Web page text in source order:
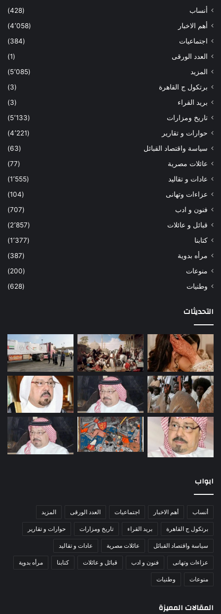
أنساب
(428)
أهم الاخبار
(4٬058)
اجتماعيات
(384)
العدد الورقى
(1)
المزيد
(5٬085)
برتكول ج القاهرة
(3)
بريد القراء
(3)
تاريخ ومزارات
(5٬133)
حوارات و تقارير
(4٬221)
سياسة واقتصاد القبائل
(63)
عائلات مصرية
(77)
عادات و تقاليد
(1٬555)
عزاءات وتهانى
(104)
فنون و ادب
(707)
قبائل و عائلات
(2٬857)
كتابنا
(1٬377)
مرأه بدوية
(387)
منوعات
(200)
وطنيات
(628)
التحديثات
ابواب
أنساب أهم الاخبار اجتماعيات العدد الورقى المزيد
برتكول ج القاهرة بريد القراء تاريخ ومزارات حوارات و تقارير
سياسة واقتصاد القبائل عائلات مصرية عادات و تقاليد
عزاءات وتهانى فنون و ادب قبائل و عائلات كتابنا مرأه بدوية
منوعات وطنيات
المقالات المميزة